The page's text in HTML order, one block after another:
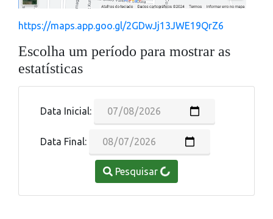
https://maps.app.goo.gl/2GDwJj13JWE19QrZ6
Escolha um período para mostrar as
estatísticas
Data Inicial:
Data Final:
Pesquisar